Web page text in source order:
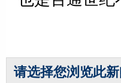
请选择您浏览此